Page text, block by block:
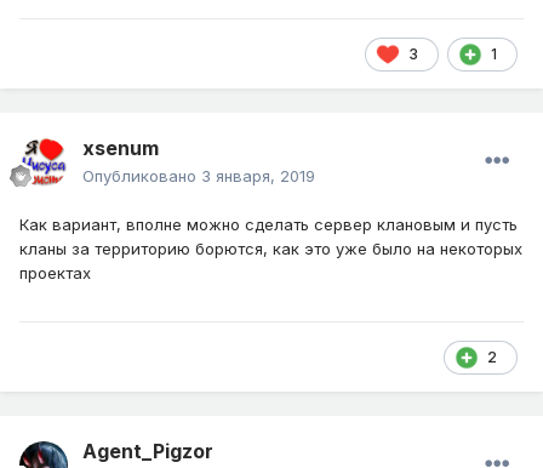
3 1
xsenum
Опубликовано 3 января, 2019
Как вариант, вполне можно сделать сервер клановым и пусть
кланы за территорию борются, как это уже было на некоторых
проектах
2
Agent_Pigzor